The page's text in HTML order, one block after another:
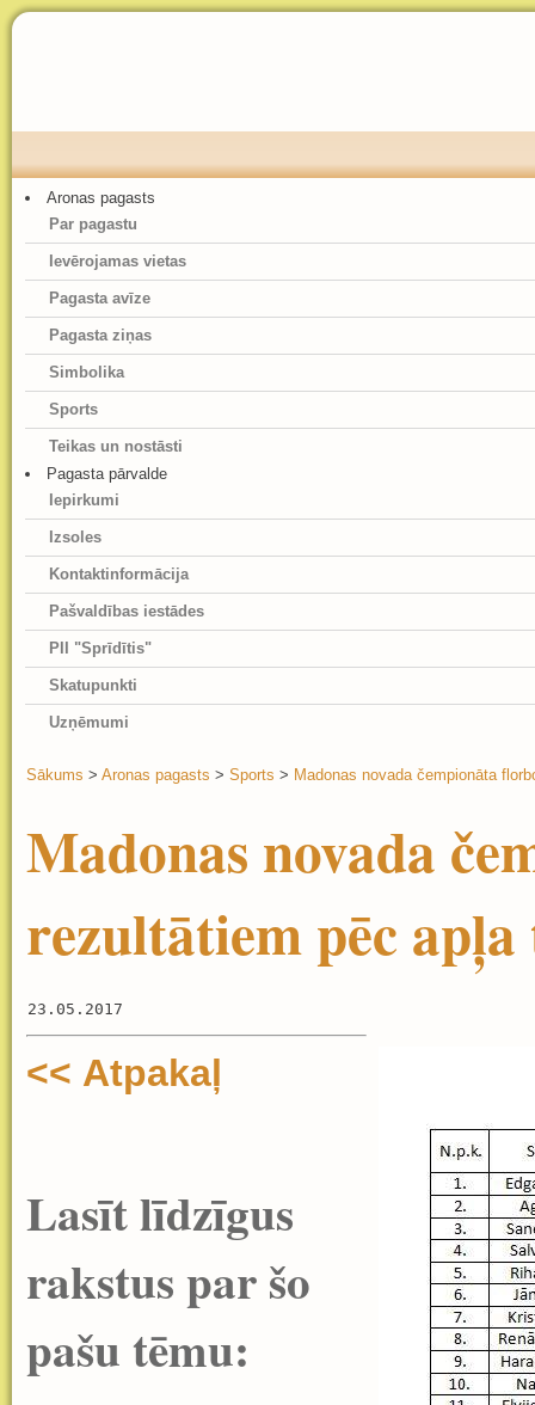
Aronas pagasts
Par pagastu
Ievērojamas vietas
Pagasta avīze
Pagasta ziņas
Simbolika
Sports
Teikas un nostāsti
Pagasta pārvalde
Iepirkumi
Izsoles
Kontaktinformācija
Pašvaldības iestādes
PII "Sprīdītis"
Skatupunkti
Uzņēmumi
Sākums > Aronas pagasts > Sports > Madonas novada čempionāta
Madonas novada
rezultātiem pēc
23.05.2017
<< Atpakaļ
Lasīt līdzīgus
rakstus par šo
pašu tēmu: